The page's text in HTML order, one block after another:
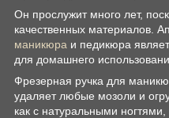
Он прослужит много лет,
качественных материалов.
маникюра и педикюра
для домашнего
Фрезерная ручка для
удаляет любые мозоли и
как с натуральными ногтями,